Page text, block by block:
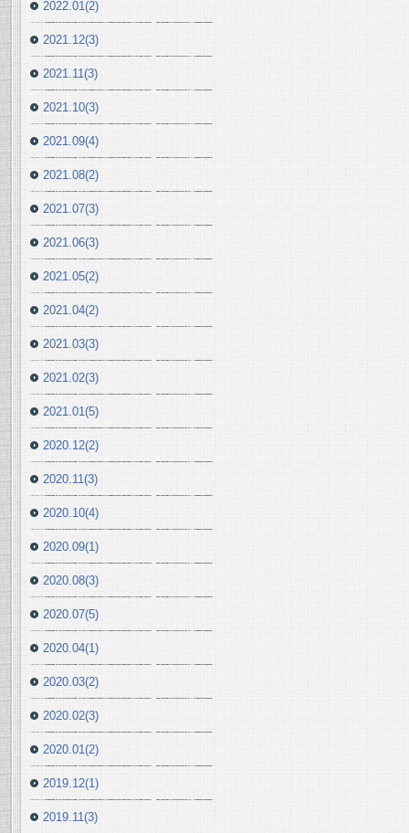
2022.01(2)
2021.12(3)
2021.11(3)
2021.10(3)
2021.09(4)
2021.08(2)
2021.07(3)
2021.06(3)
2021.05(2)
2021.04(2)
2021.03(3)
2021.02(3)
2021.01(5)
2020.12(2)
2020.11(3)
2020.10(4)
2020.09(1)
2020.08(3)
2020.07(5)
2020.04(1)
2020.03(2)
2020.02(3)
2020.01(2)
2019.12(1)
2019.11(3)